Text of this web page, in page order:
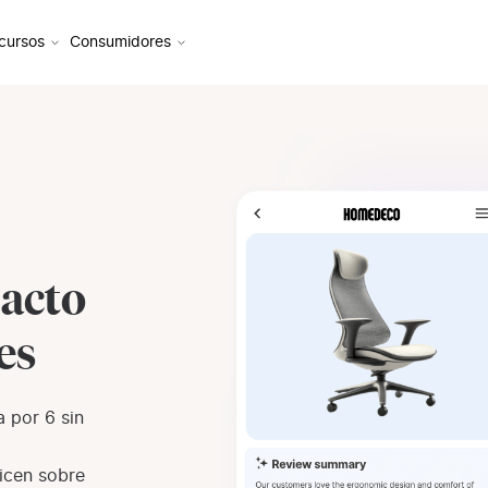
Consumidores
por 6 sin
sobre